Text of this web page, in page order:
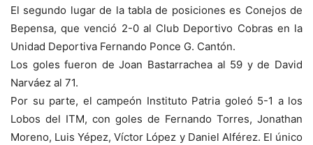
El segundo lugar de la tabla de posiciones es Conejos de
Bepensa, que venció 2-0 al Club Deportivo Cobras en la
Unidad Deportiva Fernando Ponce G. Cantón.
Los goles fueron de Joan Bastarrachea al 59 y de David
Narváez al 71.
Por su parte, el campeón Instituto Patria goleó 5-1 a los
Lobos del ITM, con goles de Fernando Torres, Jonathan
Moreno, Luis Yépez, Víctor López y Daniel Alférez. El único